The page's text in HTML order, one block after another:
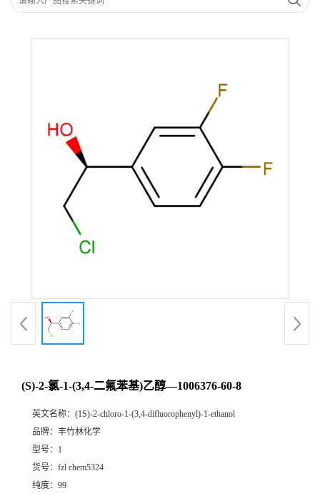
(S)-2-氯-1-(3,4-二氟苯基)乙醇—1006376-60-8
英文名称： (1S)-2-chloro-1-(3,4-difluorophenyl)-1-ethanol
品牌： 丰竹林化学
型号： 1
货号： fzl chem5324
纯度： 99